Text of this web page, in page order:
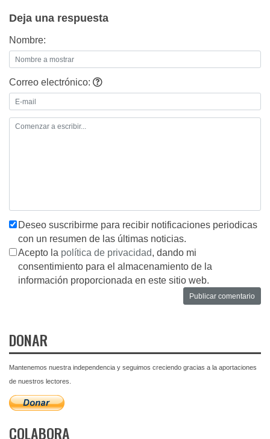
Deja una respuesta
Nombre:
Correo electrónico:
Deseo suscribirme para recibir notificaciones periodicas
con un resumen de las últimas noticias.
Acepto la política de privacidad, dando mi
consentimiento para el almacenamiento de la
información proporcionada en este sitio web.
DONAR
Mantenemos nuestra independencia y seguimos creciendo gracias a la aportaciones
de nuestros lectores.
COLABORA